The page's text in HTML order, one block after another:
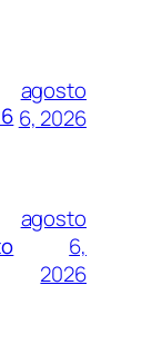
agosto
6, 2026
agosto
6,
2026